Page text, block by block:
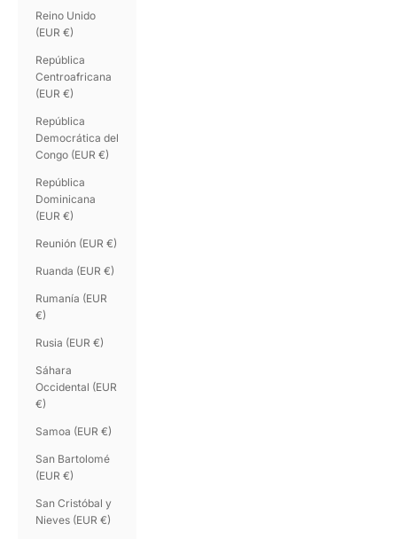
Reino Unido
(EUR €)
República
Centroafricana
(EUR €)
República
Democrática del
Congo (EUR €)
República
Dominicana
(EUR €)
Reunión (EUR €)
Ruanda (EUR €)
Rumanía (EUR
€)
Rusia (EUR €)
Sáhara
Occidental (EUR
€)
Samoa (EUR €)
San Bartolomé
(EUR €)
San Cristóbal y
Nieves (EUR €)